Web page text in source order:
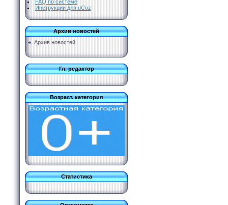
FAQ по системе
Инструкции для uCoz
Архив новостей
Архив новостей
Гл. редактор
Возраст. категория
Статистика